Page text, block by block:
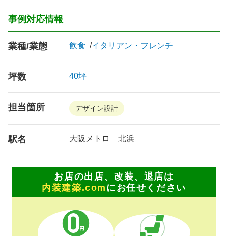
事例対応情報
業種/業態 飲食 イタリアン・フレンチ
坪数 40坪
担当箇所 デザイン設計
駅名 大阪メトロ 北浜
お店の出店、改装、退店は
内装建築.com にお任せください